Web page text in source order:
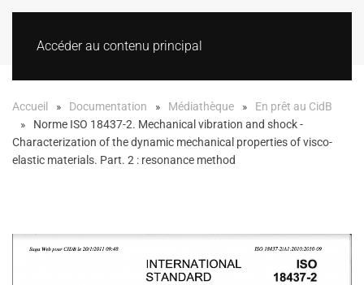
Accéder au contenu principal
Accueil Documentation Médiathèque
En prêt au CidB
Norme ISO 18437-2. Mechanical vibration and shock -
Characterization of the dynamic mechanical properties of visco-
elastic materials. Part. 2 : resonance method